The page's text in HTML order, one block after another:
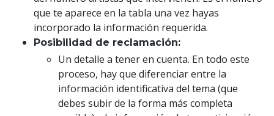
que te aparece en la tabla una vez hayas
incorporado la información requerida.
Posibilidad de reclamación:
Un detalle a tener en cuenta. En todo este
proceso, hay que diferenciar entre la
información identificativa del tema (que
debes subir de la forma más completa